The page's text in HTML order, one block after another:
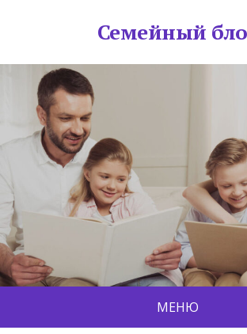
Семейный
МЕНЮ